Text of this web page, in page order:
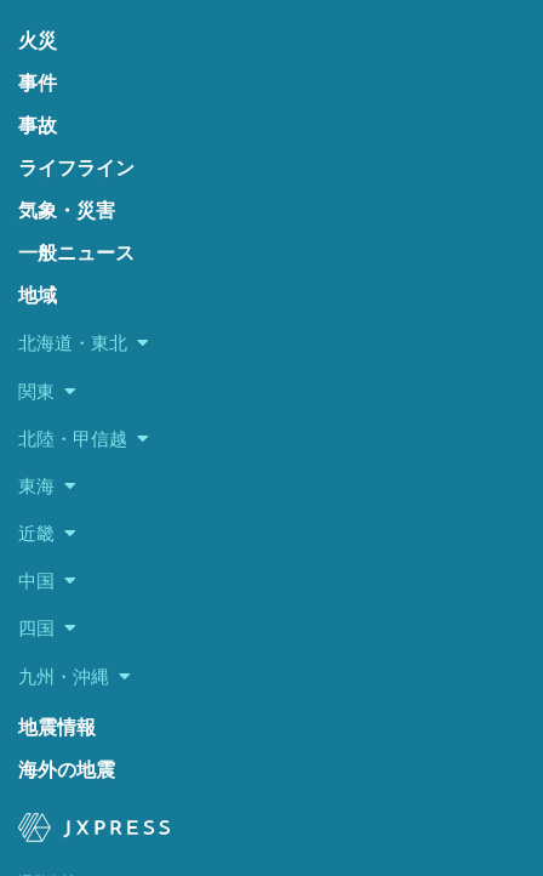
火災
事件
事故
ライフライン
気象・災害
一般ニュース
地域
北海道・東北
関東
北陸・甲信越
東海
近畿
中国
四国
九州・沖縄
地震情報
海外の地震